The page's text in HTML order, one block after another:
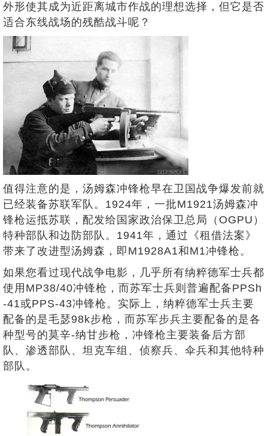
外形使其成为近距离城市作战的理想选择，但它是否
适合东线战场的残酷战斗呢？
值得注意的是，汤姆森冲锋枪早在卫国战争爆发前就
已经装备苏联军队。1924年，一批M1921汤姆森冲
锋枪运抵苏联，配发给国家政治保卫总局（OGPU）
特种部队和边防部队。1941年，通过《租借法案》
带来了改进型汤姆森，即M1928A1和M1冲锋枪。
如果您看过现代战争电影，几乎所有纳粹德军士兵都
使用MP38/40冲锋枪，而苏军士兵则普遍配备PPSh
-41或PPS-43冲锋枪。实际上，纳粹德军士兵主要
配备的是毛瑟98k步枪，而苏军步兵主要配备的是各
种型号的莫辛-纳甘步枪，冲锋枪主要装备后方部
队、渗透部队、坦克车组、侦察兵、伞兵和其他特种
部队。